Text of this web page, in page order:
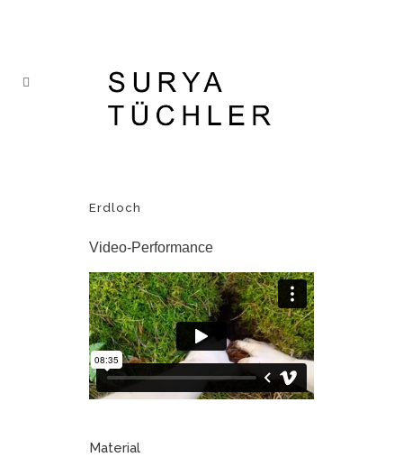
Erdloch
Video-Performance
Material